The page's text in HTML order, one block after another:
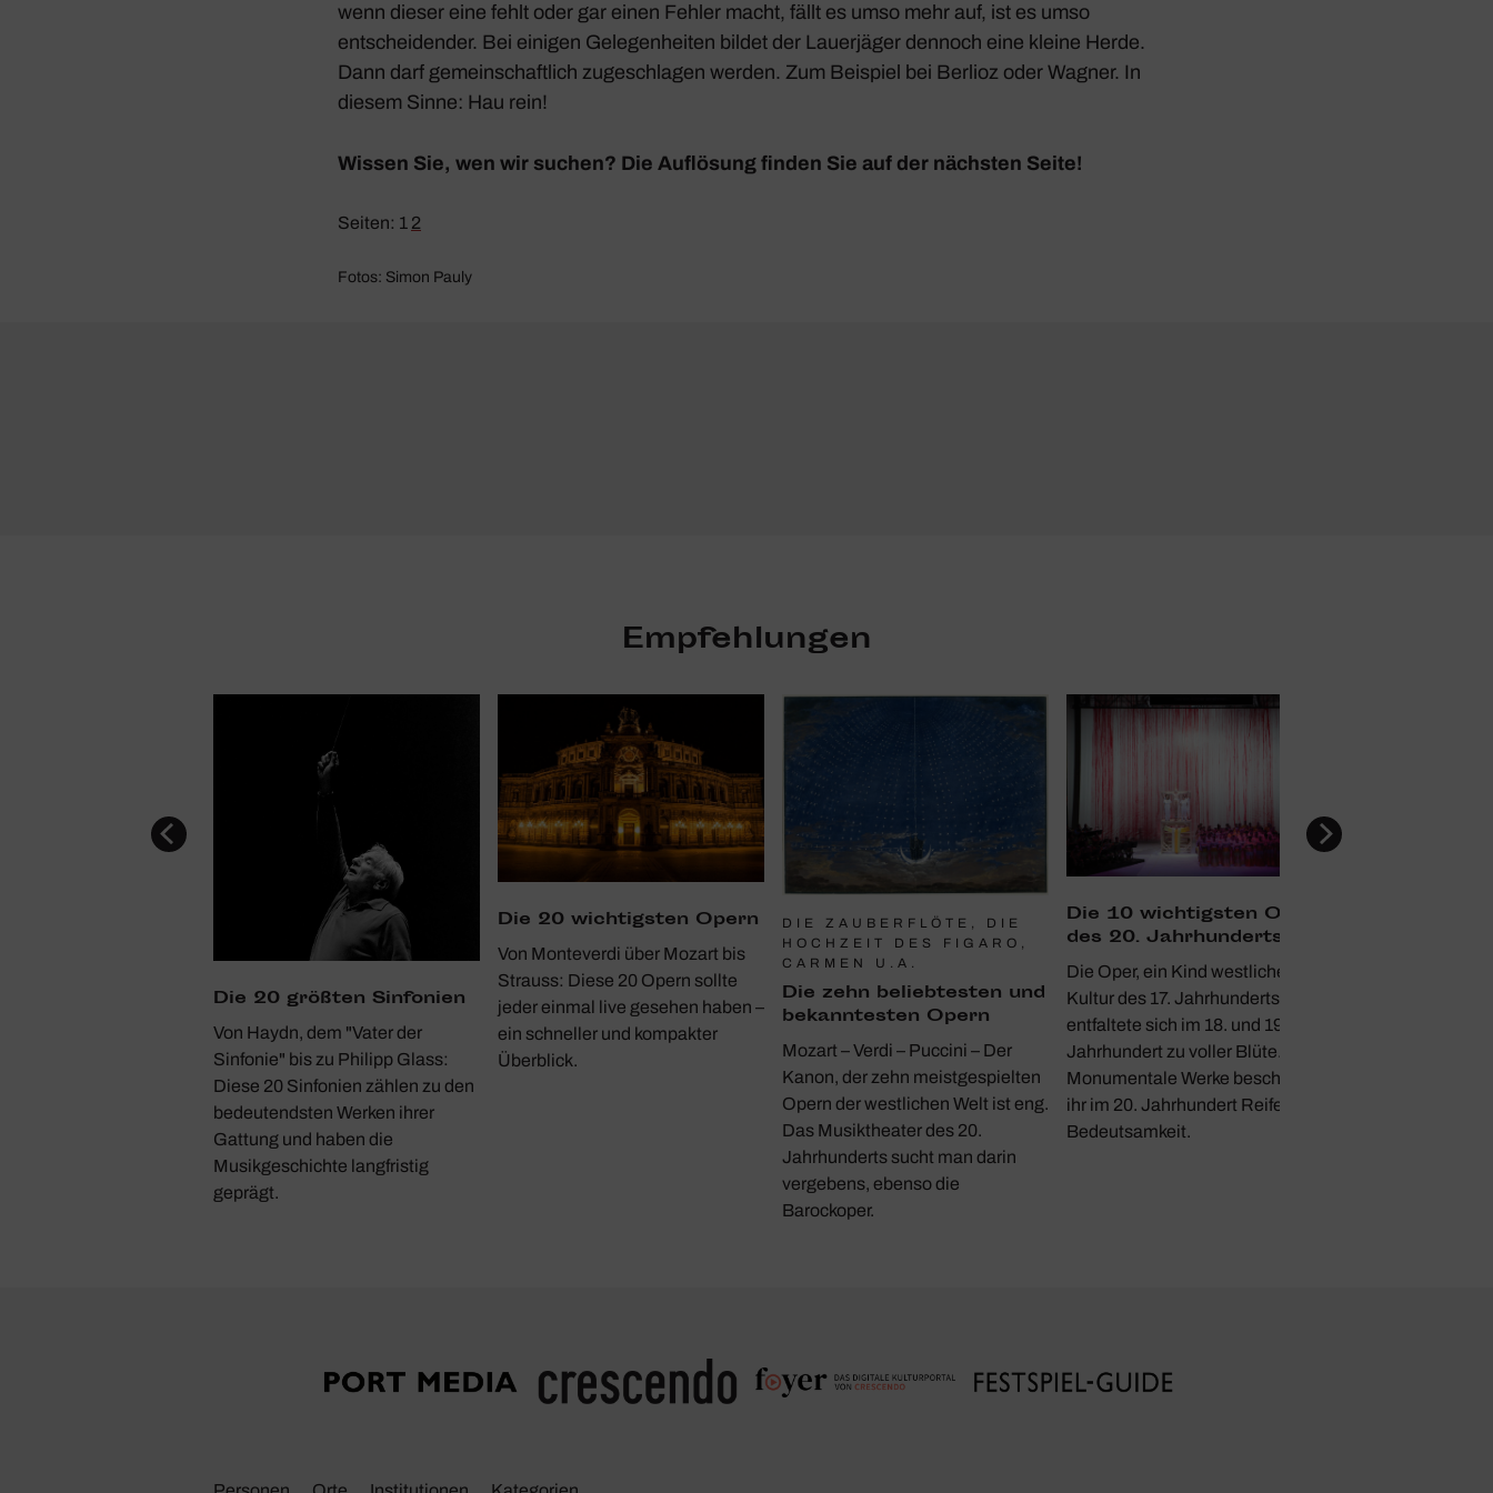
wenn dieser eine fehlt oder gar einen Fehler macht, fällt es umso mehr auf, ist es umso
entschei­dender. Bei einigen Gele­gen­heiten bildet der Lauer­jäger dennoch eine kleine Herde.
Dann darf gemein­schaft­lich zuge­schlagen werden. Zum Beispiel bei Berlioz oder Wagner. In
diesem Sinne: Hau rein!
Wissen Sie, wen wir suchen? Die Auflö­sung finden Sie auf der nächsten Seite!
Seiten: 1 2
Fotos: Simon Pauly
Empfehlungen
Die 20 größten Sinfo­nien
Von Haydn, dem "Vater der
Sinfonie" bis zu Philipp Glass:
Diese 20 Sinfonien zählen zu den
bedeutendsten Werken ihrer
Gattung und haben die
Musikgeschichte langfristig
geprägt.
Die 20 wich­tigsten Opern
Von Monteverdi über Mozart bis
Strauss: Diese 20 Opern sollte
jeder einmal live gesehen haben –
ein schneller und kompakter
Überblick.
DIE ZAUBERFLÖTE, DIE
HOCHZEIT DES FIGARO,
CARMEN U.A.
Die zehn belieb­testen und
bekann­testen Opern
Mozart – Verdi – Puccini – Der
Kanon, der zehn meistgespielten
Opern der westlichen Welt ist eng.
Das Musiktheater des 20.
Jahrhunderts sucht man darin
vergebens, ebenso die
Barockoper.
Die 10 wich­tigsten Opern
des 20. Jahr­hun­derts
Die Oper, ein Kind westlicher
Kultur des 17. Jahrhunderts,
entfaltete sich im 18. und 19.
Jahrhundert zu voller Blüte.
Monumentale Werke bescherten
ihr im 20. Jahrhundert Reife und
Bedeutsamkeit.